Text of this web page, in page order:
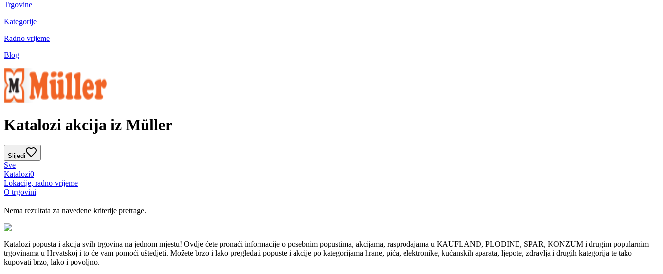
Trgovine
Kategorije
Radno vrijeme
Blog
Katalozi akcija iz Müller
Slijedi
Sve
Katalozi0
Lokacije, radno vrijeme
O trgovini
Nema rezultata za navedene kriterije pretrage.
Katalozi popusta i akcija svih trgovina na jednom mjestu! Ovdje ćete pronaći informacije o posebnim popustima, akcijama, rasprodajama u KAUFLAND, PLODINE, SPAR, KONZUM i drugim popularnim
trgovinama u Hrvatskoj i to će vam pomoći uštedjeti. Možete brzo i lako pregledati popuste i akcije po kategorijama hrane, pića, elektronike, kućanskih aparata, ljepote, zdravlja i drugih kategorija te tako
kupovati brzo, lako i povoljno.